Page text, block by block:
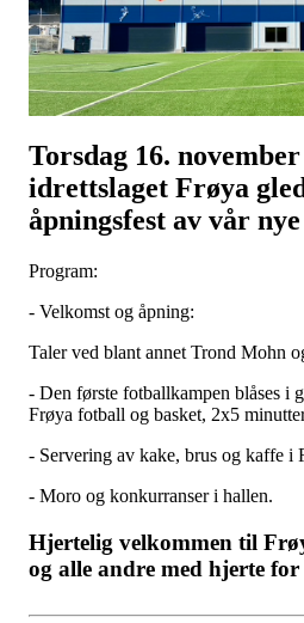
Torsdag 16.
idrettslaget Frøya
åpningsfest av vår
Program:
- Velkomst og åpning:
Taler ved blant annet Trond Mohn
- Den første fotballkampen blåses i
Frøya fotball og basket, 2x5
- Servering av kake, brus og kaffe i
- Moro og konkurranser i hallen.
Hjertelig velkommen til
og alle andre med hjerte